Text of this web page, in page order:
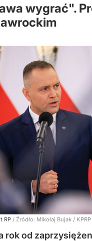
wygrać".
RP / Źródło: Mikołaj Bujak / KPRP
rok od